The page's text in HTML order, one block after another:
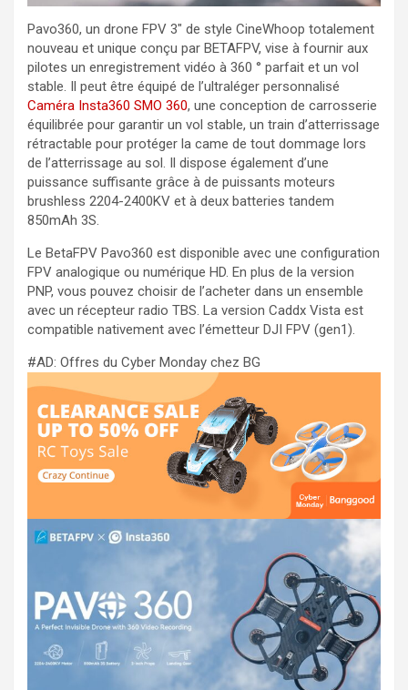
Pavo360, un drone FPV 3″ de style CineWhoop totalement
nouveau et unique conçu par BETAFPV, vise à fournir aux
pilotes un enregistrement vidéo à 360 ° parfait et un vol
stable. Il peut être équipé de l’ultraléger personnalisé
Caméra Insta360 SMO 360, une conception de carrosserie
équilibrée pour garantir un vol stable, un train d’atterrissage
rétractable pour protéger la came de tout dommage lors
de l’atterrissage au sol. Il dispose également d’une
puissance suffisante grâce à de puissants moteurs
brushless 2204-2400KV et à deux batteries tandem
850mAh 3S.
Le BetaFPV Pavo360 est disponible avec une configuration
FPV analogique ou numérique HD. En plus de la version
PNP, vous pouvez choisir de l’acheter dans un ensemble
avec un récepteur radio TBS. La version Caddx Vista est
compatible nativement avec l’émetteur DJI FPV (gen1).
#AD: Offres du Cyber Monday chez BG